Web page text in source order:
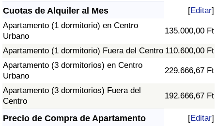
Cuotas de Alquiler al Mes [Editar]
Apartamento (1 dormitorio) en Centro
Urbano
135.000,00 Ft
Apartamento (1 dormitorio) Fuera del Centro 110.600,00 Ft
Apartamento (3 dormitorios) en Centro
Urbano
229.666,67 Ft
Apartamento (3 dormitorios) Fuera del
Centro
192.666,67 Ft
Precio de Compra de Apartamento [Editar]
Índice de Costo de Vida (Actual)
Índice de Costo de Vida
Índice de costo de vida por país
en aqaba
Índice de Precios de Inmuebles (Actual)
Índice de Precios de Inmuebles
Índice de Precios de Inmuebles por País
Índice de Calidad de Vida
Índice de Calidad de Vida (Actual)
Índice de calidad de vida por país
Delincuencia
Calificación del Índice de Criminalidad
(Actual)